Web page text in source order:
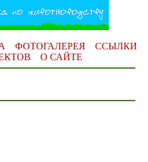
ФОТОГАЛЕРЕЯ
ССЫЛКИ
О САЙТЕ